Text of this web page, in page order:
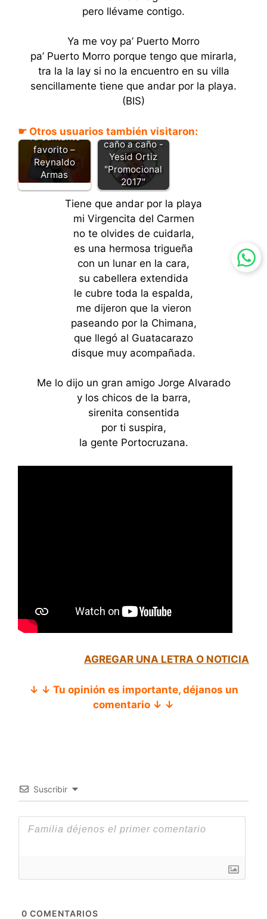
pero llévame contigo.
Ya me voy pa’ Puerto Morro
pa’ Puerto Morro porque tengo que mirarla,
tra la la lay si no la encuentro en su villa
sencillamente tiene que andar por la playa.
(BIS)
☛ Otros usuarios también visitaron:
Tu cantante
favorito –
Reynaldo
Armas
Amores de
caño a caño -
Yesid Ortiz
"Promocional
2017"
Tiene que andar por la playa
mi Virgencita del Carmen
no te olvides de cuidarla,
es una hermosa trigueña
con un lunar en la cara,
su cabellera extendida
le cubre toda la espalda,
me dijeron que la vieron
paseando por la Chimana,
que llegó al Guatacarazo
disque muy acompañada.
Me lo dijo un gran amigo Jorge Alvarado
y los chicos de la barra,
sirenita consentida
por ti suspira,
la gente Portocruzana.
AGREGAR UNA LETRA O NOTICIA
↓ ↓ Tu opinión es importante, déjanos un
comentario ↓ ↓
Suscribir
0 COMENTARIOS